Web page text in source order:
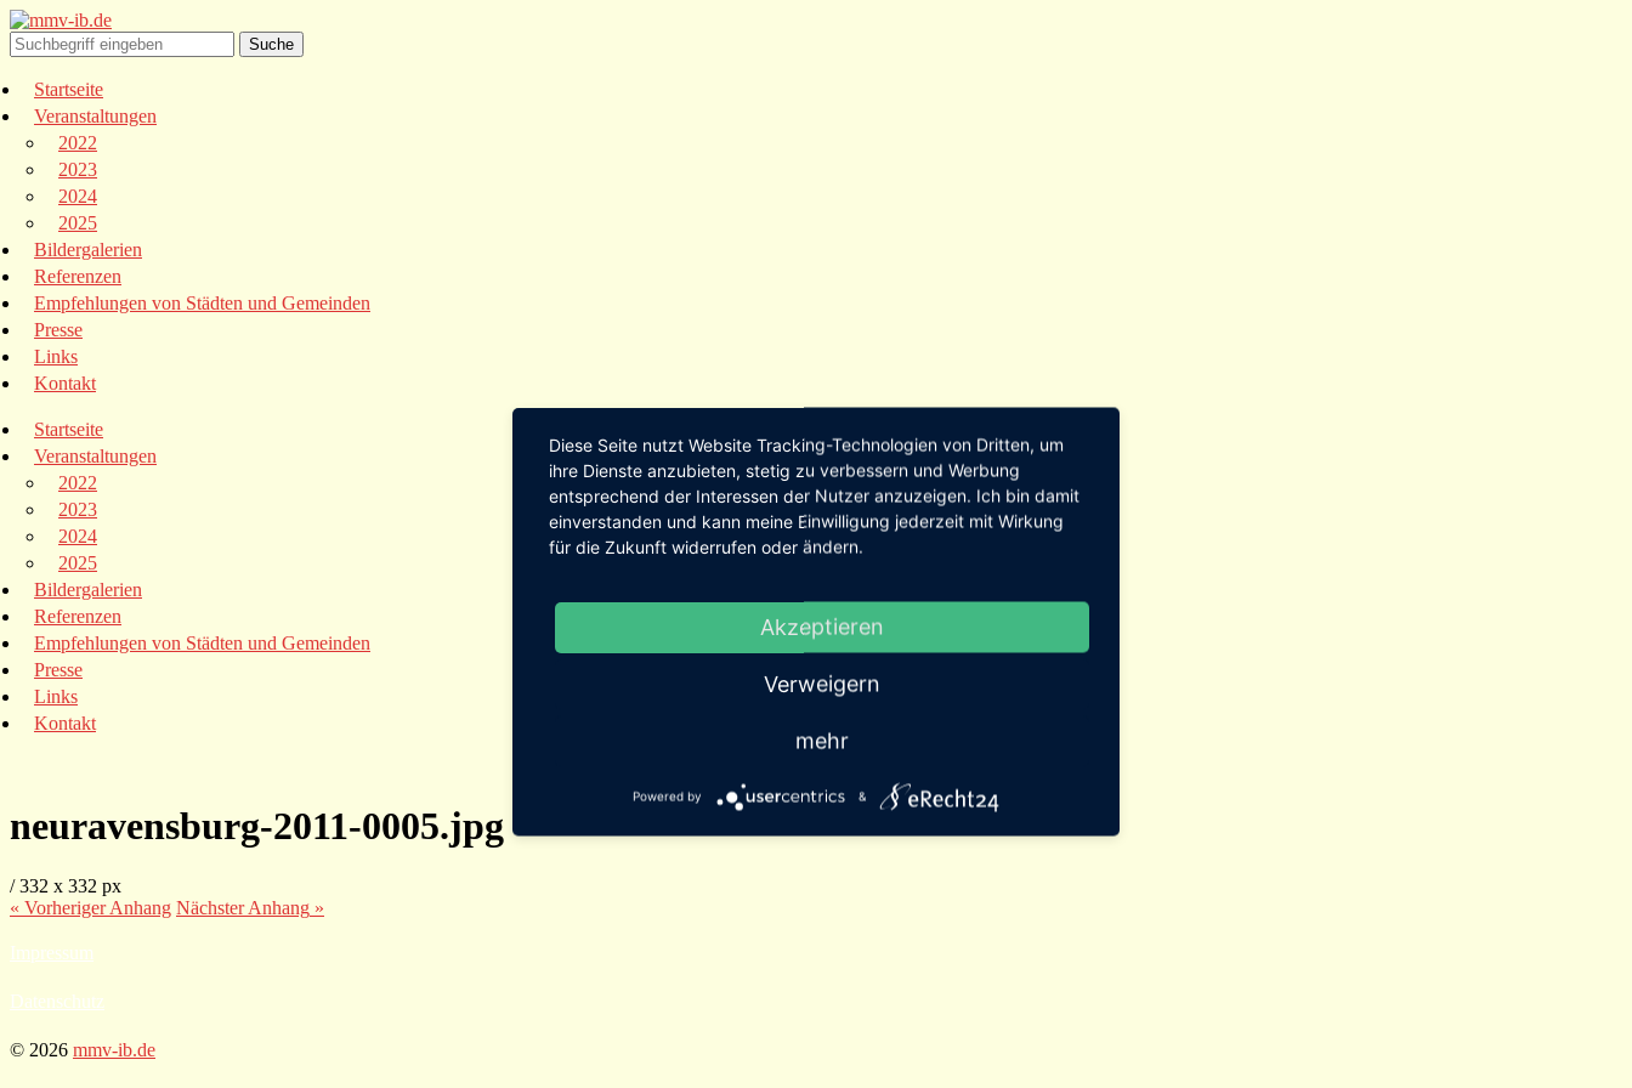
Startseite
Veranstaltungen
2022
2023
2024
2025
Bildergalerien
Referenzen
Empfehlungen von Städten und Gemeinden
Presse
Links
Kontakt
Startseite
Veranstaltungen
2022
2023
2024
2025
Bildergalerien
Referenzen
Empfehlungen von Städten und Gemeinden
Presse
Links
Kontakt
neuravensburg-2011-0005.jpg
/332 x 332 px
« VorherigerAnhang NächsterAnhang »
Impressum
Datenschutz
© 2026 mmv-ib.de
Diese Seite nutzt Website Tracking-Technologien von Dritten, um
ihre Dienste anzubieten, stetig zu verbessern und Werbung
entsprechend der Interessen der Nutzer anzuzeigen. Ich bin damit
einverstanden und kann meine Einwilligung jederzeit mit Wirkung
für die Zukunft widerrufen oder ändern.
Akzeptieren
Verweigern
mehr
Powered by &